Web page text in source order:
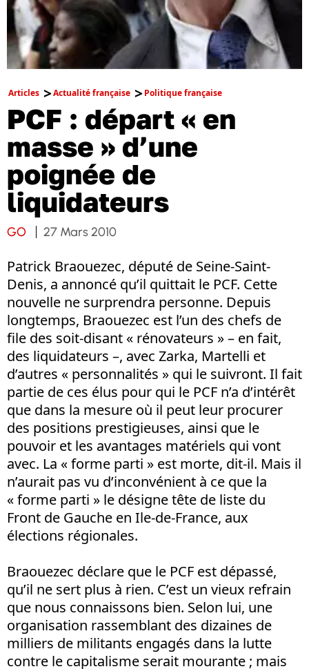
Articles Actualité française Politique française
PCF : départ « en
masse » d’une
poignée de
liquidateurs
GO 27 Mars 2010
Patrick Braouezec, député de Seine-Saint-
Denis, a annoncé qu’il quittait le PCF. Cette
nouvelle ne surprendra personne. Depuis
longtemps, Braouezec est l’un des chefs de
file des soit-disant « rénovateurs » – en fait,
des liquidateurs –, avec Zarka, Martelli et
d’autres « personnalités » qui le suivront. Il fait
partie de ces élus pour qui le PCF n’a d’intérêt
que dans la mesure où il peut leur procurer
des positions prestigieuses, ainsi que le
pouvoir et les avantages matériels qui vont
avec. La « forme parti » est morte, dit-il. Mais il
n’aurait pas vu d’inconvénient à ce que la
« forme parti » le désigne tête de liste du
Front de Gauche en Ile-de-France, aux
élections régionales.
Braouezec déclare que le PCF est dépassé,
qu’il ne sert plus à rien. C’est un vieux refrain
que nous connaissons bien. Selon lui, une
organisation rassemblant des dizaines de
milliers de militants engagés dans la lutte
contre le capitalisme serait mourante ; mais